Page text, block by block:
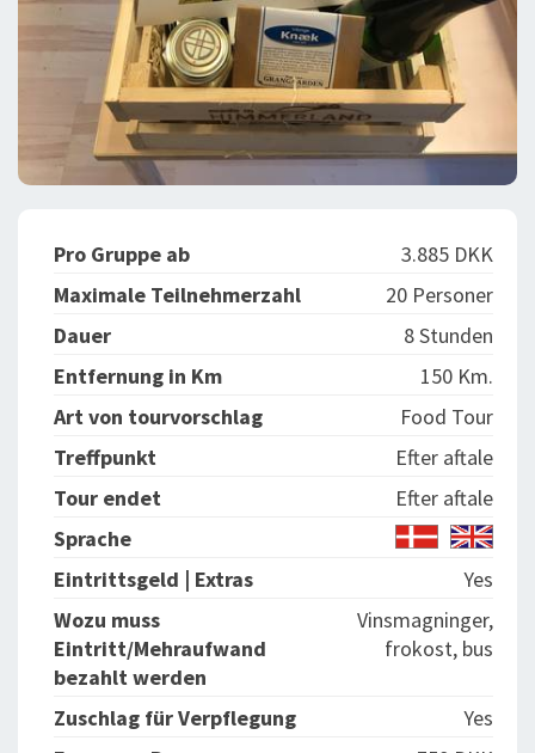
Pro Gruppe ab
3.885 DKK
Maximale Teilnehmerzahl
20 Personer
Dauer
8 Stunden
Entfernung in Km
150 Km.
Art von tourvorschlag
Food Tour
Treffpunkt
Efter aftale
Tour endet
Efter aftale
Sprache
Eintrittsgeld | Extras
Yes
Wozu muss
Eintritt/Mehraufwand
bezahlt werden
Vinsmagninger,
frokost, bus
Zuschlag für Verpflegung
Yes